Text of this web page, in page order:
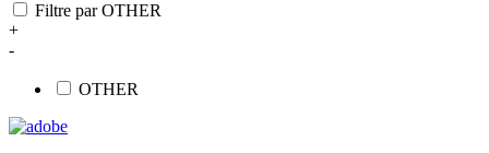
Filtre par OTHER
+
-
OTHER